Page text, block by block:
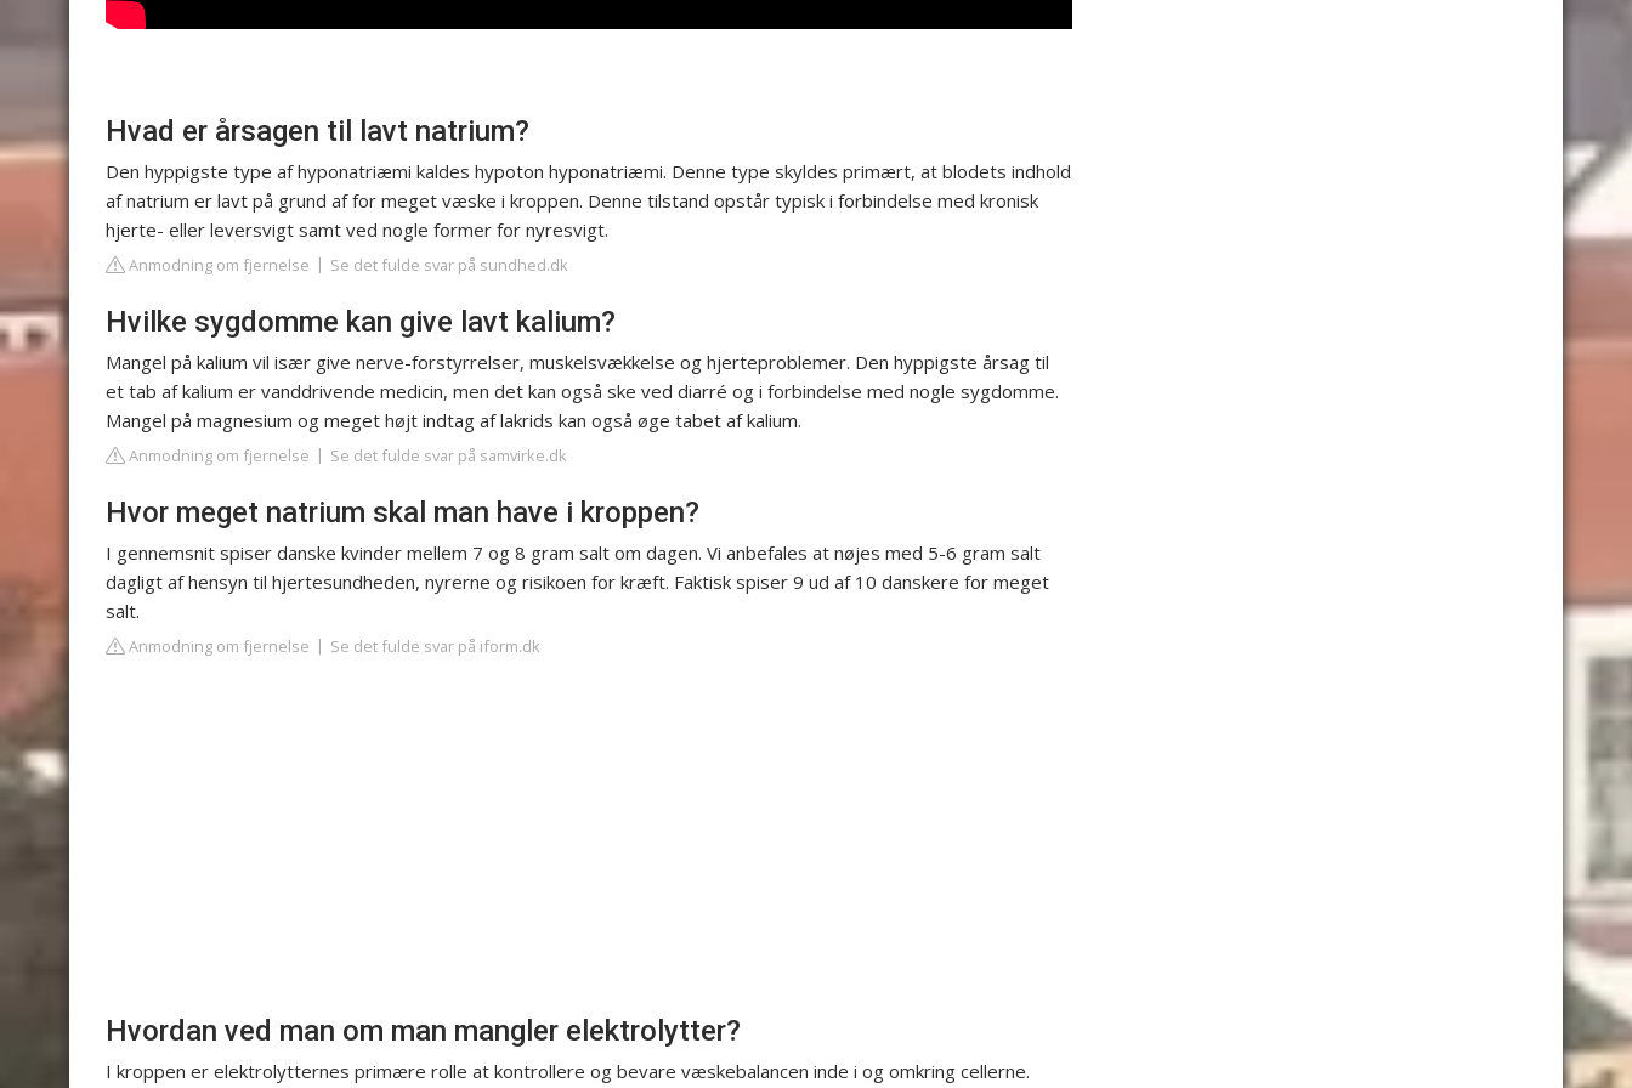
Hvad er årsagen til lavt natrium?
Den hyppigste type af hyponatriæmi kaldes hypoton hyponatriæmi. Denne type skyldes primært, at blodets indhold
af natrium er lavt på grund af for meget væske i kroppen. Denne tilstand opstår typisk i forbindelse med kronisk
hjerte- eller leversvigt samt ved nogle former for nyresvigt.
Anmodning om fjernelse Se det fulde svar på sundhed.dk
Hvilke sygdomme kan give lavt kalium?
Mangel på kalium vil især give nerve-forstyrrelser, muskelsvækkelse og hjerteproblemer. Den hyppigste årsag til
et tab af kalium er vanddrivende medicin, men det kan også ske ved diarré og i forbindelse med nogle sygdomme.
Mangel på magnesium og meget højt indtag af lakrids kan også øge tabet af kalium.
Anmodning om fjernelse Se det fulde svar på samvirke.dk
Hvor meget natrium skal man have i kroppen?
I gennemsnit spiser danske kvinder mellem 7 og 8 gram salt om dagen. Vi anbefales at nøjes med 5-6 gram salt
dagligt af hensyn til hjertesundheden, nyrerne og risikoen for kræft. Faktisk spiser 9 ud af 10 danskere for meget
salt.
Anmodning om fjernelse Se det fulde svar på iform.dk
Hvordan ved man om man mangler elektrolytter?
I kroppen er elektrolytternes primære rolle at kontrollere og bevare væskebalancen inde i og omkring cellerne.